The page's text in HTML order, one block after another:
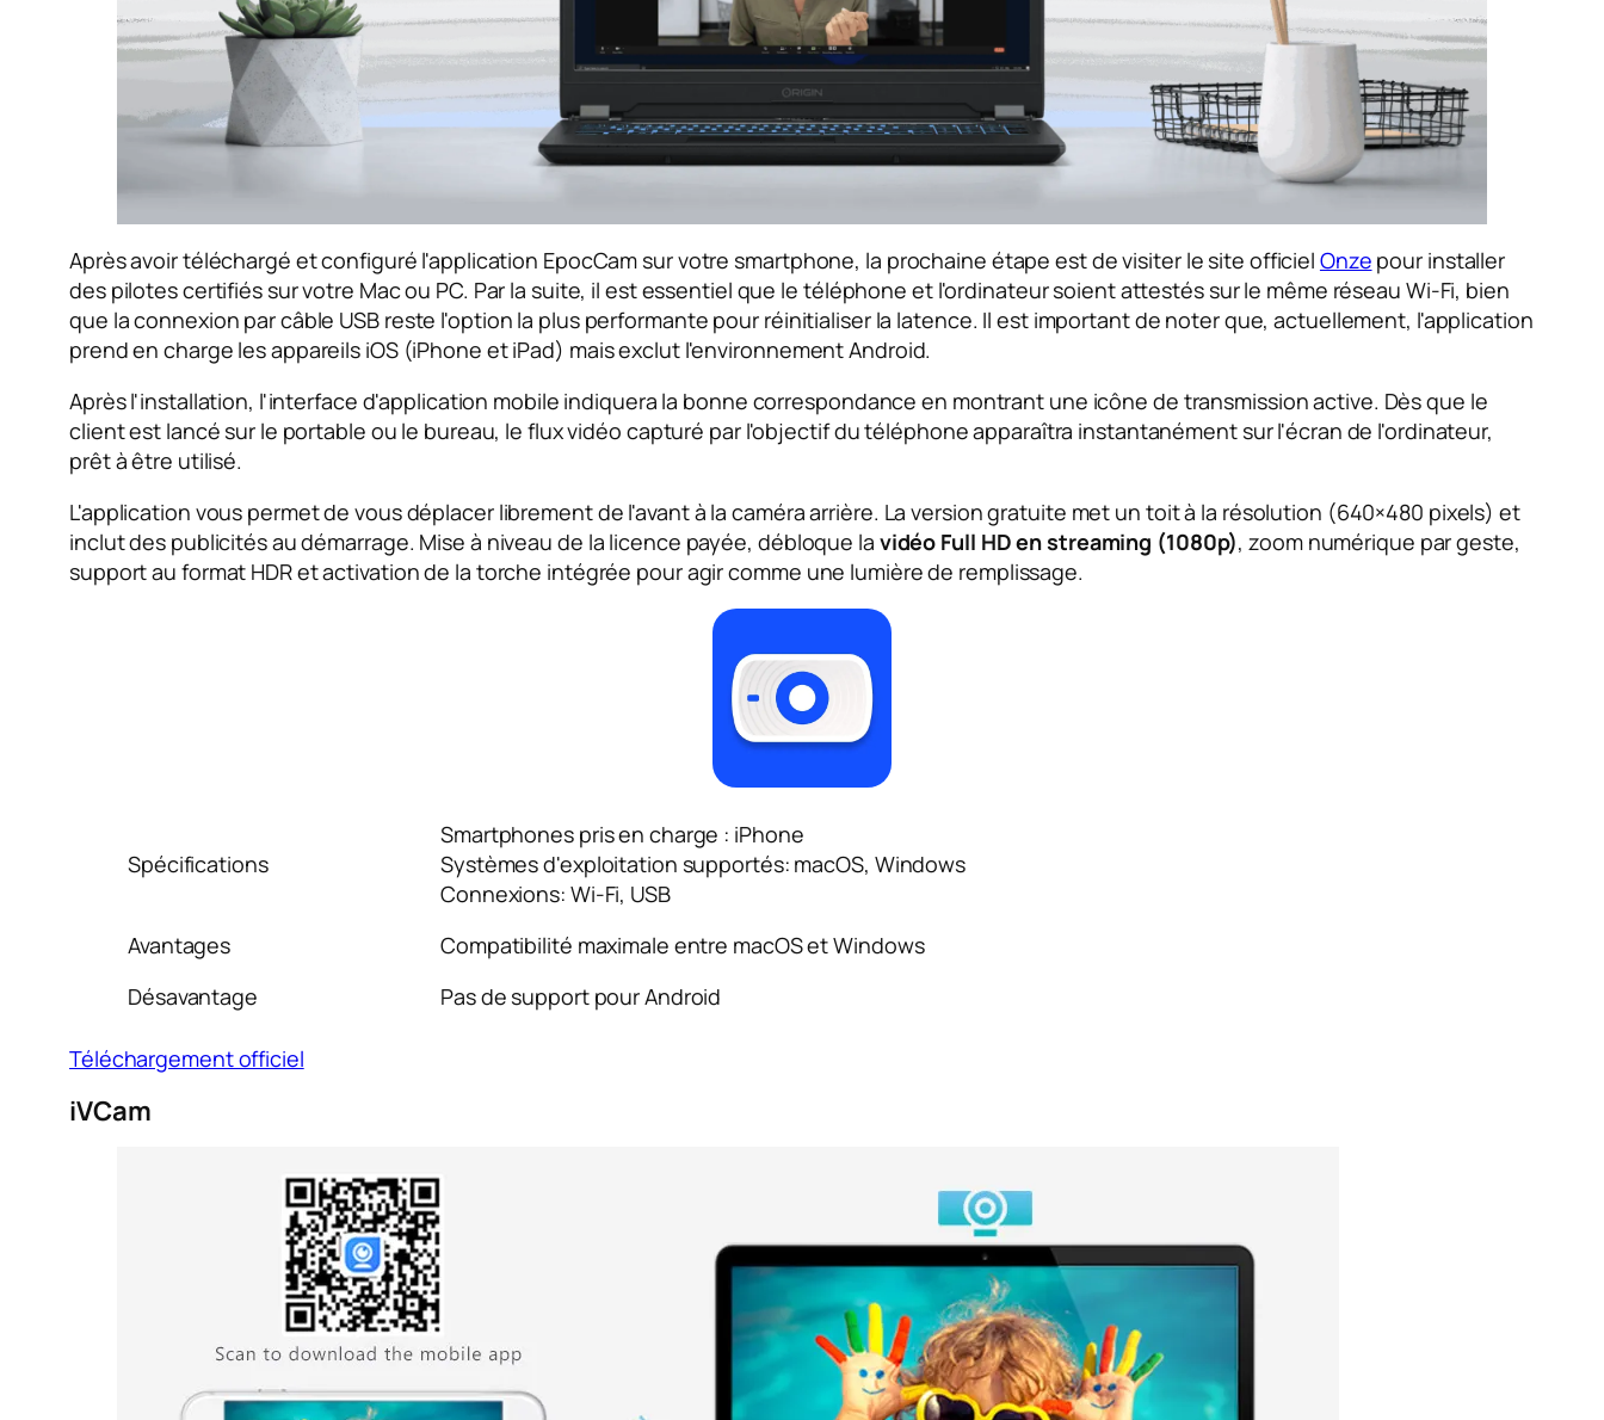
Après avoir téléchargé et configuré l'application EpocCam sur votre smartphone, la prochaine étape est de visiter le site officiel Onze pour installer
des pilotes certifiés sur votre Mac ou PC. Par la suite, il est essentiel que le téléphone et l'ordinateur soient attestés sur le même réseau Wi-Fi, bien
que la connexion par câble USB reste l'option la plus performante pour réinitialiser la latence. Il est important de noter que, actuellement, l'application
prend en charge les appareils iOS (iPhone et iPad) mais exclut l'environnement Android.
Après l'installation, l'interface d'application mobile indiquera la bonne correspondance en montrant une icône de transmission active. Dès que le
client est lancé sur le portable ou le bureau, le flux vidéo capturé par l'objectif du téléphone apparaîtra instantanément sur l'écran de l'ordinateur,
prêt à être utilisé.
L'application vous permet de vous déplacer librement de l'avant à la caméra arrière. La version gratuite met un toit à la résolution (640×480 pixels) et
inclut des publicités au démarrage. Mise à niveau de la licence payée, débloque la vidéo Full HD en streaming (1080p), zoom numérique par geste,
support au format HDR et activation de la torche intégrée pour agir comme une lumière de remplissage.
Spécifications
Smartphones pris en charge : iPhone
Systèmes d'exploitation supportés: macOS, Windows
Connexions: Wi-Fi, USB
Avantages
Compatibilité maximale entre macOS et Windows
Désavantage
Pas de support pour Android
Téléchargement officiel
iVCam